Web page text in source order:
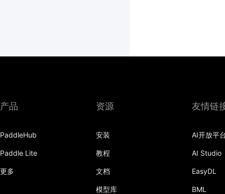
产品
PaddleHub
Paddle Lite
更多
资源
安装
教程
文档
模型库
友情链
AI开放平
AI Studio
EasyDL
BML